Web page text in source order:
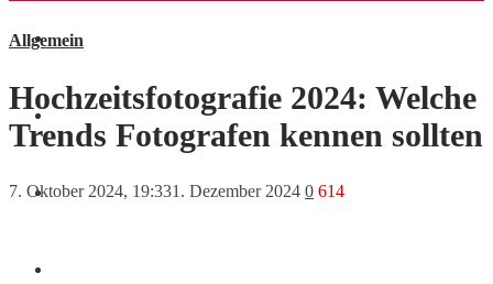
Allgemein
News
Allgemein
Hochzeitsfotografie 2024: Welche
Trends Fotografen kennen sollten
7. Oktober 2024, 19:331. Dezember 2024 0 614